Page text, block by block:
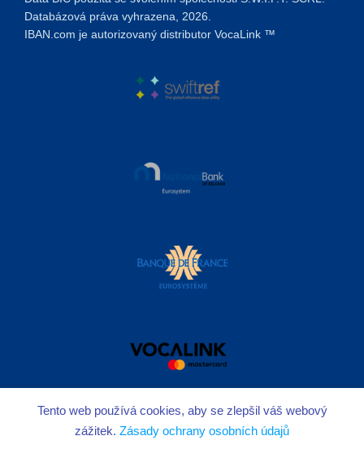
Databázová práva vyhrazena, 2026.
IBAN.com je autorizovaný distributor VocaLink ™
Tento web používá cookies, aby se zlepšil váš webový
zážitek. Zásady ochrany osobních údajů